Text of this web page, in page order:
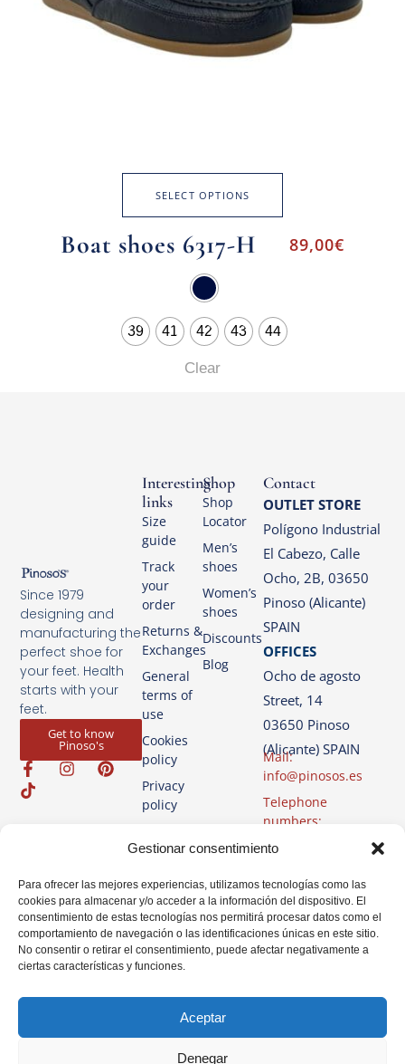
Gestionar consentimiento
Para ofrecer las mejores experiencias, utilizamos tecnologías como las
cookies para almacenar y/o acceder a la información del dispositivo. El
consentimiento de estas tecnologías nos permitirá procesar datos como el
comportamiento de navegación o las identificaciones únicas en este sitio.
No consentir o retirar el consentimiento, puede afectar negativamente a
ciertas características y funciones.
Aceptar
Denegar
SELECT OPTIONS
Boat shoes 6317-H 89,00€
39 41 42 43 44
Clear
Since 1979
designing and
manufacturing the
perfect shoe for
your feet. Health
starts with your
feet.
Get to know
Pinoso's
Shop
Shop
Locator
Men’s
shoes
Women’s
shoes
Discounts
Blog
Interesting
links
Size
guide
Track
your
order
Returns &
Exchanges
General
terms of
use
Cookies
policy
Privacy
policy
Advice
Contact
OUTLET STORE
Polígono Industrial
El Cabezo, Calle
Ocho, 2B, 03650
Pinoso (Alicante)
SPAIN
OFFICES
Ocho de agosto
Street, 14
03650 Pinoso
(Alicante) SPAIN
Mail:
info@pinosos.es
Telephone
numbers:
+34 96 69 70 274
+34 670 387 812
(only Whatsapp)
Schedule: Monday -
Friday from 7:00am
to 2:00pm